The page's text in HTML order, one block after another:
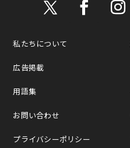
私たちについて
広告掲載
用語集
お問い合わせ
プライバシーポリシー